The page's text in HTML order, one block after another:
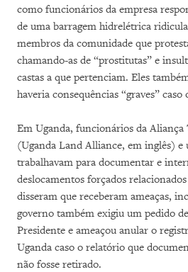
como funcionários da empresa
de uma barragem hidrelétrica
membros da comunidade que
chamando-as de “prostitutas” e
castas a que pertenciam. Eles
haveria consequências “graves”
Em Uganda, funcionários da Aliança
(Uganda Land Alliance, em inglês) e
trabalhavam para documentar e
deslocamentos forçados
disseram que receberam ameaças,
governo também exigiu um pedido
Presidente e ameaçou anular o
Uganda caso o relatório que
não fosse retirado.